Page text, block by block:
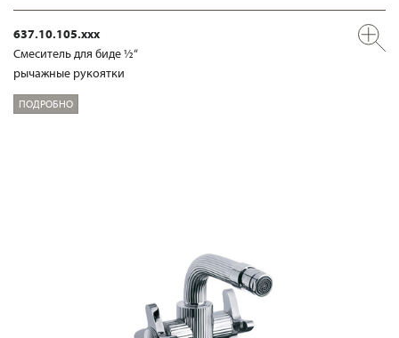
637.10.105.xxx
Смеситель для биде ½“
рычажные рукоятки
ПОДРОБНО